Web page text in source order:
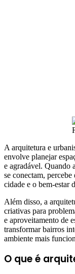
A arquitetura e
envolve planejar
e agradável. Quando
se conectam,
cidade e o bem-estar
Além disso, a
criativas para
e aproveitamento de
transformar bairros
ambiente mais
O que é